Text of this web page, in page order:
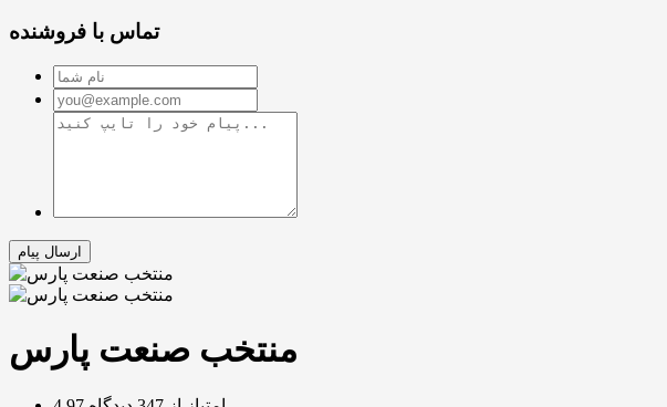
تماس با فروشنده
منتخب صنعت پارس